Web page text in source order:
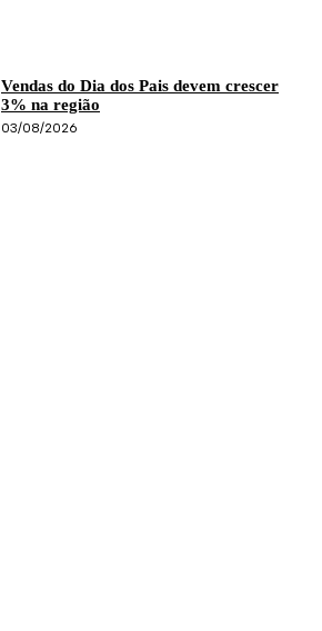
Vendas do Dia dos Pais devem crescer
3% na região
03/08/2026